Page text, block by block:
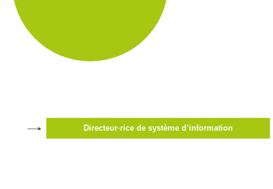
Directeur·rice de système d’information
Qui
suis-
Newsletter